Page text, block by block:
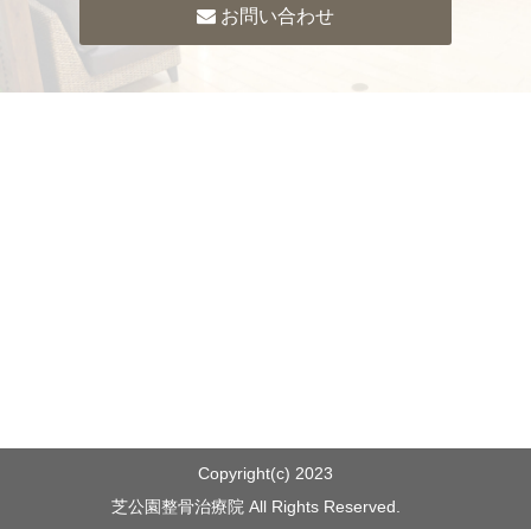
お問い合わせ
Copyright(c) 2023
芝公園整骨治療院 All Rights Reserved.